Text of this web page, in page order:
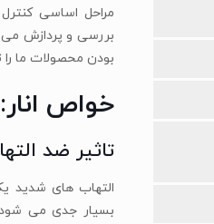
مراحل اساسی
بررسی و پردازش می
بودن محصولات ما
خواص انار:
تاثیر ضد
التهاب های شدید
بسیار جدی می